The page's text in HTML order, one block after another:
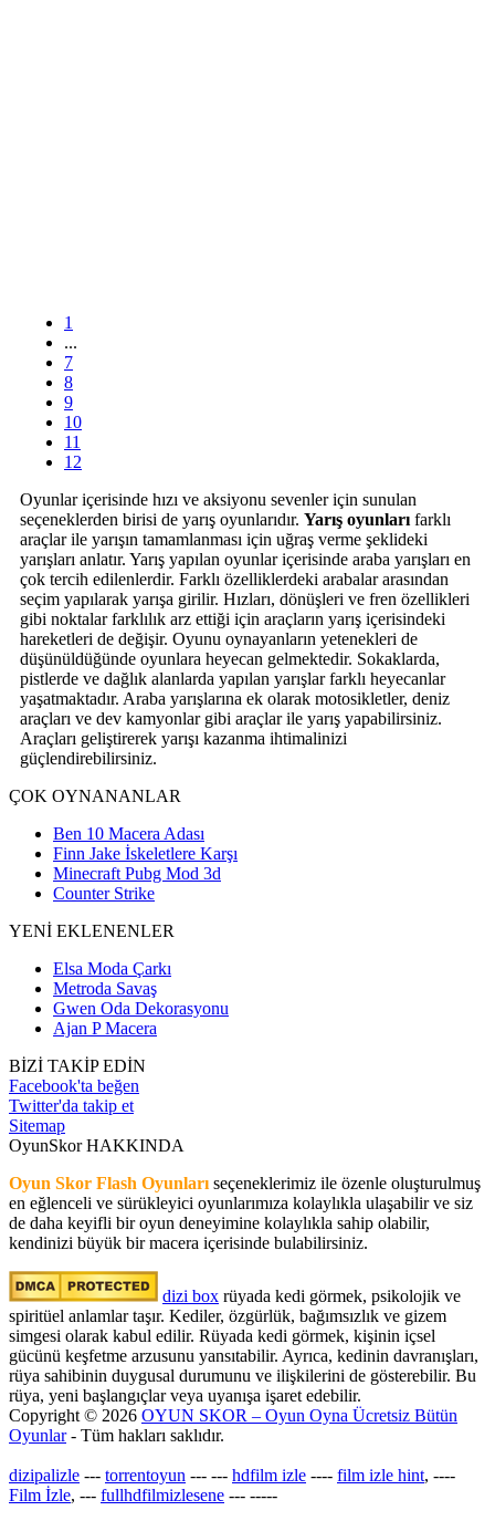
1
...
7
8
9
10
11
12
Oyunlar içerisinde hızı ve aksiyonu sevenler için sunulan
seçeneklerden birisi de yarış oyunlarıdır. Yarış oyunları farklı
araçlar ile yarışın tamamlanması için uğraş verme şeklideki
yarışları anlatır. Yarış yapılan oyunlar içerisinde araba yarışları en
çok tercih edilenlerdir. Farklı özelliklerdeki arabalar arasından
seçim yapılarak yarışa girilir. Hızları, dönüşleri ve fren özellikleri
gibi noktalar farklılık arz ettiği için araçların yarış içerisindeki
hareketleri de değişir. Oyunu oynayanların yetenekleri de
düşünüldüğünde oyunlara heyecan gelmektedir. Sokaklarda,
pistlerde ve dağlık alanlarda yapılan yarışlar farklı heyecanlar
yaşatmaktadır. Araba yarışlarına ek olarak motosikletler, deniz
araçları ve dev kamyonlar gibi araçlar ile yarış yapabilirsiniz.
Araçları geliştirerek yarışı kazanma ihtimalinizi
güçlendirebilirsiniz.
ÇOK OYNANANLAR
Ben 10 Macera Adası
Finn Jake İskeletlere Karşı
Minecraft Pubg Mod 3d
Counter Strike
YENİ EKLENENLER
Elsa Moda Çarkı
Metroda Savaş
Gwen Oda Dekorasyonu
Ajan P Macera
BİZİ TAKİP EDİN
Facebook'ta beğen
Twitter'da takip et
Sitemap
OyunSkor HAKKINDA
Oyun Skor Flash Oyunları seçeneklerimiz ile özenle oluşturulmuş
en eğlenceli ve sürükleyici oyunlarımıza kolaylıkla ulaşabilir ve siz
de daha keyifli bir oyun deneyimine kolaylıkla sahip olabilir,
kendinizi büyük bir macera içerisinde bulabilirsiniz.
dizi box rüyada kedi görmek​, psikolojik ve
spiritüel anlamlar taşır. Kediler, özgürlük, bağımsızlık ve gizem
simgesi olarak kabul edilir. Rüyada kedi görmek, kişinin içsel
gücünü keşfetme arzusunu yansıtabilir. Ayrıca, kedinin davranışları,
rüya sahibinin duygusal durumunu ve ilişkilerini de gösterebilir. Bu
rüya, yeni başlangıçlar veya uyanışa işaret edebilir.
Copyright © 2026 OYUN SKOR – Oyun Oyna Ücretsiz Bütün
Oyunlar- Tüm hakları saklıdır.
dizipalizle --- torrentoyun --- --- hdfilm izle ---- film izle hint, ----
Film İzle, --- fullhdfilmizlesene --- -----